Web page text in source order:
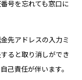
号を忘れても窓口に
先アドレスの入力ミ
ると取り消しができ
己責任が伴います。